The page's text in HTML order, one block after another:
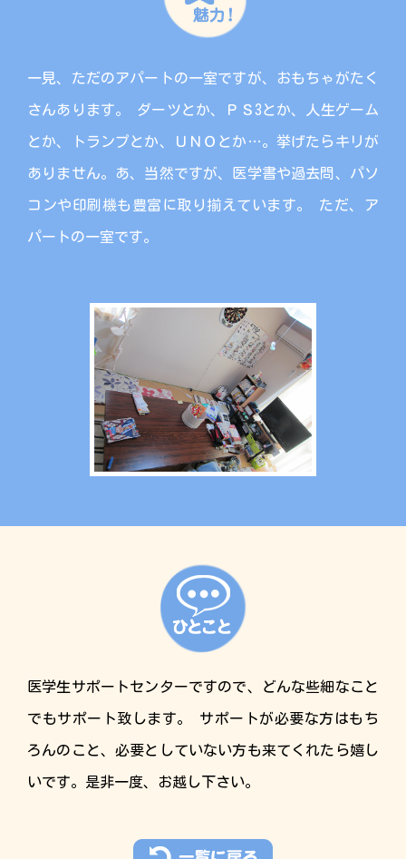
一見、ただのアパートの一室ですが、おもちゃがたく
さんあります。 ダーツとか、ＰＳ3とか、人生ゲーム
とか、トランプとか、ＵＮＯとか…。挙げたらキリが
ありません。あ、当然ですが、医学書や過去問、パソ
コンや印刷機も豊富に取り揃えています。 ただ、ア
パートの一室です。
医学生サポートセンターですので、どんな些細なこと
でもサポート致します。 サポートが必要な方はもち
ろんのこと、必要としていない方も来てくれたら嬉し
いです。是非一度、お越し下さい。